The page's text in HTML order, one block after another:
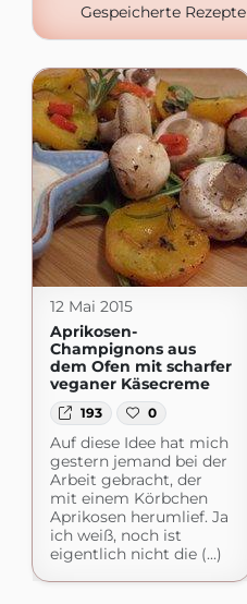
Gespeicherte Rezepte
12 Mai 2015
Aprikosen-
Champignons aus
dem Ofen mit scharfer
veganer Käsecreme
193 0
Auf diese Idee hat mich
gestern jemand bei der
Arbeit gebracht, der
mit einem Körbchen
Aprikosen herumlief. Ja
ich weiß, noch ist
eigentlich nicht die (...)